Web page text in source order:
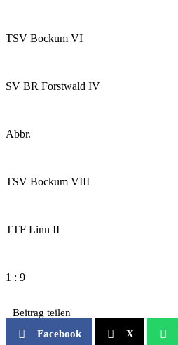
TSV Bockum VI
SV BR Forstwald IV
Abbr.
TSV Bockum VIII
TTF Linn II
1 : 9
Beitrag teilen
Facebook
X